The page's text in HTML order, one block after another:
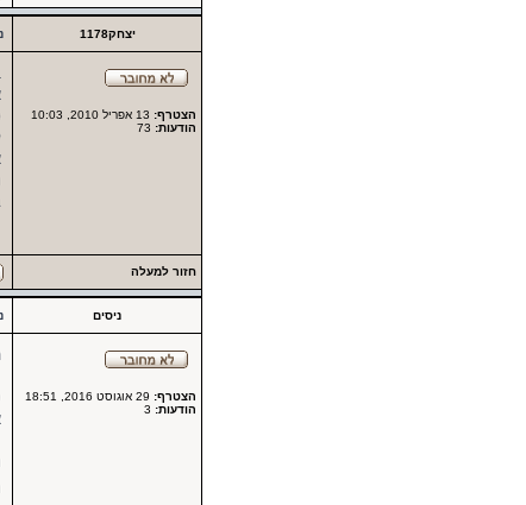
יצחק1178
הצטרף:
הודעות:
1
חזור למעלה
ניסים
הצטרף:
הודעות: